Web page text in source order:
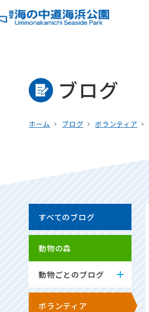
ブログ
ホーム ブログ ボランティア
すべてのブログ
動物の森
動物ごとのブログ
ボランティア